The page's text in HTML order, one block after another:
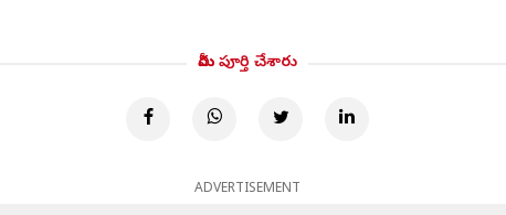
మీరు పూర్తి చేశారు
ADVERTISEMENT